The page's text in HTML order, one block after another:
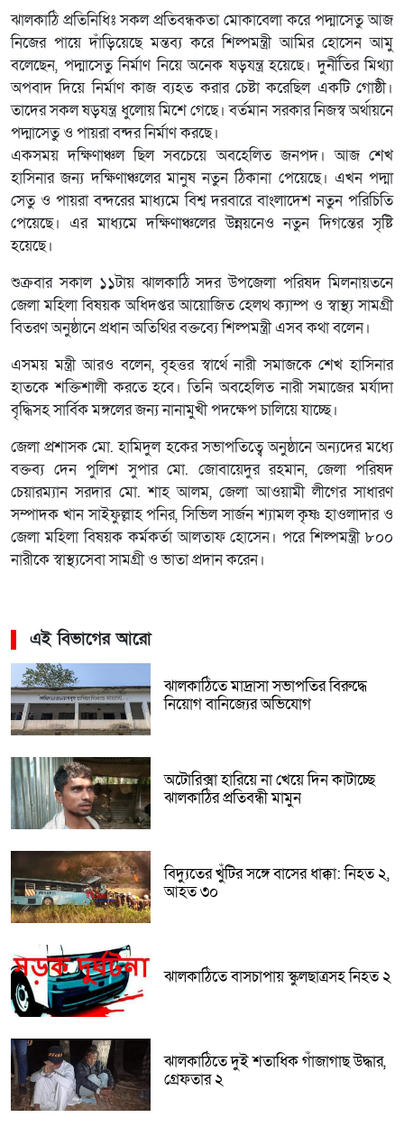
ঝালকাঠি প্রতিনিধিঃ সকল প্রতিবন্ধকতা মোকাবেলা করে পদ্মাসেতু আজ
নিজের পায়ে দাঁড়িয়েছে মন্তব্য করে শিল্পমন্ত্রী আমির হোসেন আমু
বলেছেন, পদ্মাসেতু নির্মাণ নিয়ে অনেক ষড়যন্ত্র হয়েছে। দুর্নীতির মিথ্যা
অপবাদ দিয়ে নির্মাণ কাজ ব্যহত করার চেষ্টা করেছিল একটি গোষ্ঠী।
তাদের সকল ষড়যন্ত্র ধুলোয় মিশে গেছে। বর্তমান সরকার নিজস্ব অর্থায়নে
পদ্মাসেতু ও পায়রা বন্দর নির্মাণ করছে।
একসময় দক্ষিণাঞ্চল ছিল সবচেয়ে অবহেলিত জনপদ। আজ শেখ
হাসিনার জন্য দক্ষিণাঞ্চলের মানুষ নতুন ঠিকানা পেয়েছে। এখন পদ্মা
সেতু ও পায়রা বন্দরের মাধ্যমে বিশ্ব দরবারে বাংলাদেশ নতুন পরিচিতি
পেয়েছে। এর মাধ্যমে দক্ষিণাঞ্চলের উন্নয়নেও নতুন দিগন্তের সৃষ্টি
হয়েছে।
শুক্রবার সকাল ১১টায় ঝালকাঠি সদর উপজেলা পরিষদ মিলনায়তনে
জেলা মহিলা বিষয়ক অধিদপ্তর আয়োজিত হেলথ ক্যাম্প ও স্বাস্থ্য সামগ্রী
বিতরণ অনুষ্ঠানে প্রধান অতিথির বক্তব্যে শিল্পমন্ত্রী এসব কথা বলেন।
এসময় মন্ত্রী আরও বলেন, বৃহত্তর স্বার্থে নারী সমাজকে শেখ হাসিনার
হাতকে শক্তিশালী করতে হবে। তিনি অবহেলিত নারী সমাজের মর্যাদা
বৃদ্ধিসহ সার্বিক মঙ্গলের জন্য নানামুখী পদক্ষেপ চালিয়ে যাচ্ছে।
জেলা প্রশাসক মো. হামিদুল হকের সভাপতিত্বে অনুষ্ঠানে অন্যদের মধ্যে
বক্তব্য দেন পুলিশ সুপার মো. জোবায়েদুর রহমান, জেলা পরিষদ
চেয়ারম্যান সরদার মো. শাহ আলম, জেলা আওয়ামী লীগের সাধারণ
সম্পাদক খান সাইফুল্লাহ পনির, সিভিল সার্জন শ্যামল কৃষ্ণ হাওলাদার ও
জেলা মহিলা বিষয়ক কর্মকর্তা আলতাফ হোসেন। পরে শিল্পমন্ত্রী ৮০০
নারীকে স্বাস্থ্যসেবা সামগ্রী ও ভাতা প্রদান করেন।
এই বিভাগের আরো
ঝালকাঠিতে মাদ্রাসা সভাপতির বিরুদ্ধে
নিয়োগ বানিজ্যের অভিযোগ
অটোরিক্সা হারিয়ে না খেয়ে দিন কাটাচ্ছে
ঝালকাঠির প্রতিবন্ধী মামুন
বিদ্যুতের খুঁটির সঙ্গে বাসের ধাক্কা: নিহত ২,
আহত ৩০
ঝালকাঠিতে বাসচাপায় স্কুলছাত্রসহ নিহত ২
ঝালকাঠিতে দুই শতাধিক গাঁজাগাছ উদ্ধার,
গ্রেফতার ২